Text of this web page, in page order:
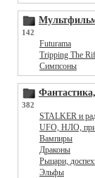
142
Futurama
Tripping The
Симпсоны
382
STALKER и
UFO, НЛО,
Вампиры
Драконы
Рыцари,
Эльфы